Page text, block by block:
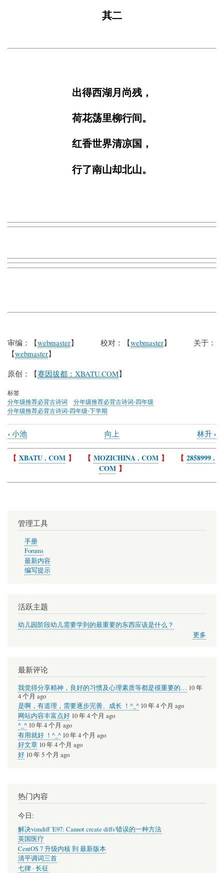
其二
出得西湖月尚残，
荷花荡里柳行间。
红香世界清凉国，
行了南山却北山。
审编：【webmaster】 校对：【webmaster】 关于：
【webmaster】
原创：【赛因拔都：XBATU.COM】
标签
分年级推荐必背古诗词
分年级推荐必背古诗词-四年级
分年级推荐必背古诗词-四年级-下学期
Book
traversal
for
方-
‹ 小池 向上 林升 ›
【 XBATU . COM】 【 MOZICHINA . COM】 【 2858999 .
COM】
管理工具
手册
Forums
最新内容
编写提示
活跃主题
幼儿园阶段幼儿需要学到的最重要的东西应该是什么？
更多
最新评论
我觉得分享精神，良好的习惯及心理素质等都是很重要的… 10 年
4 个月 ago
是啊，有道理，需要逐步完善、成长 ！^_^ 10 年 4 个月 ago
网站内容丰富点好 10 年 4 个月 ago
^_^ 10 年 4 个月 ago
有用就好 ！^_^ 10 年 4 个月 ago
好文章 10 年 4 个月 ago
好 10 年 5 个月 ago
热门内容
今日:
解决vimdiff 'E97: Cannot create diffs'错误的一种方法
英国医疗
CentOS 7 升级内核 到 最新版本
清平调词三首
七律 · 长征